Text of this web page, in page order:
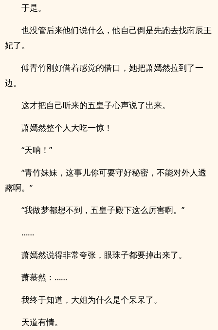
于是。
也没管后来他们说什么，他自己倒是先跑去找南辰王
妃了。
傅青竹刚好借着感觉的借口，她把萧嫣然拉到了一
边。
这才把自己听来的五皇子心声说了出来。
萧嫣然整个人大吃一惊！
“天呐！”
“青竹妹妹，这事儿你可要守好秘密，不能对外人透
露啊。”
“我做梦都想不到，五皇子殿下这么厉害啊。”
……
萧嫣然说得非常夸张，眼珠子都要掉出来了。
萧慕然：……
我终于知道，大姐为什么是个呆呆了。
天道有情。